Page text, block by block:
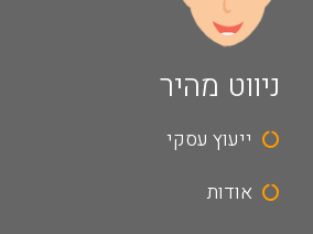
ניווט מהיר
ייעוץ עסקי
אודות